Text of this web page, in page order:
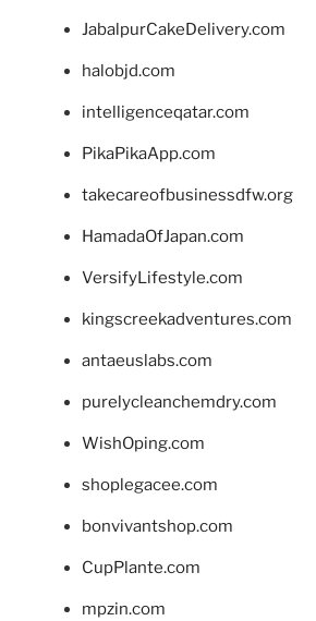
JabalpurCakeDelivery.com
halobjd.com
intelligenceqatar.com
PikaPikaApp.com
takecareofbusinessdfw.org
HamadaOfJapan.com
VersifyLifestyle.com
kingscreekadventures.com
antaeuslabs.com
purelycleanchemdry.com
WishOping.com
shoplegacee.com
bonvivantshop.com
CupPlante.com
mpzin.com